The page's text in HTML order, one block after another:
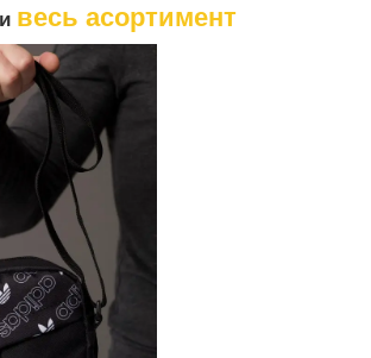
весь асортимент